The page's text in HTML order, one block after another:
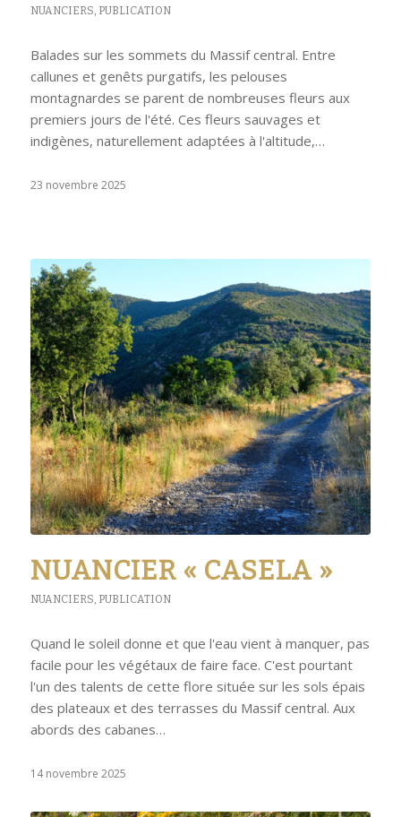
NUANCIERS, PUBLICATION
Balades sur les sommets du Massif central. Entre
callunes et genêts purgatifs, les pelouses
montagnardes se parent de nombreuses fleurs aux
premiers jours de l'été. Ces fleurs sauvages et
indigènes, naturellement adaptées à l'altitude,…
23 novembre 2025
NUANCIER « CASELA »
NUANCIERS, PUBLICATION
Quand le soleil donne et que l'eau vient à manquer, pas
facile pour les végétaux de faire face. C'est pourtant
l'un des talents de cette flore située sur les sols épais
des plateaux et des terrasses du Massif central. Aux
abords des cabanes…
14 novembre 2025